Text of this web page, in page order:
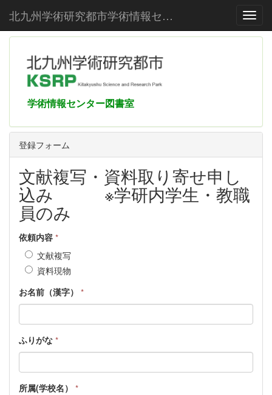
北九州学術研究都市学術情報センター
学術情報センター図書室
登録フォーム
文献複写・資料取り寄せ申し
込み ※学研内学生・教職
員のみ
依頼内容 *
文献複写
資料現物
お名前（漢字） *
ふりがな *
所属(学校名） *